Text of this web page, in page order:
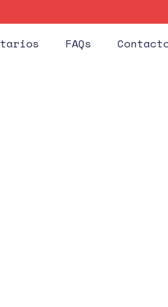
FAQs Huéspedes